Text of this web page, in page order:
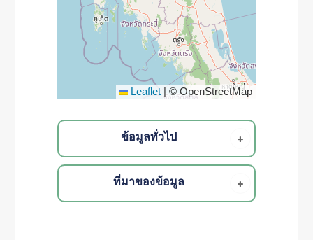
Leaflet © OpenStreetMap
ข้อมูลทั่วไป
ที่มาของข้อมูล